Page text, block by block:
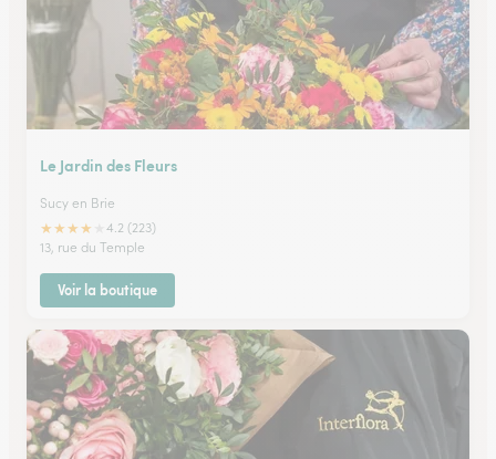
Le Jardin des Fleurs
Sucy en Brie
★★★★
4.2 (223)
13, rue du Temple
Voir la boutique